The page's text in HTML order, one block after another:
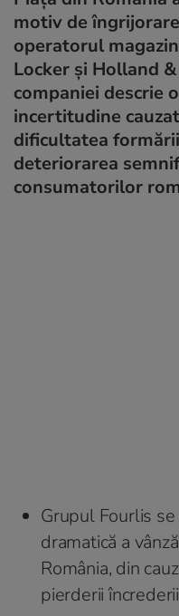
motiv de
operatorul
Locker și Holland
companiei descrie
incertitudine
dificultatea
deteriorarea
consumatorilor
Grupul Fourlis
dramatică a
România, din
pierderii